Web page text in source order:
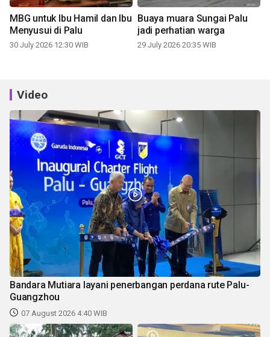
MBG untuk Ibu Hamil dan Ibu
Menyusui di Palu
30 July 2026 12:30 WIB
Buaya muara Sungai Palu
jadi perhatian warga
29 July 2026 20:35 WIB
Video
Bandara Mutiara layani penerbangan perdana rute Palu-
Guangzhou
07 August 2026 4:40 WIB